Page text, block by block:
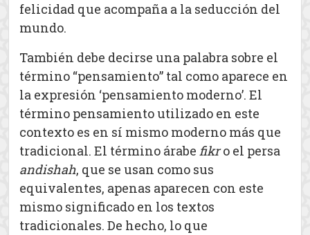
felicidad que acompaña a la seducción del
mundo.
También debe decirse una palabra sobre el
término “pensamiento” tal como aparece en
la expresión ‘pensamiento moderno’. El
término pensamiento utilizado en este
contexto es en sí mismo moderno más que
tradicional. El término árabe fikro el persa
andishah, que se usan como sus
equivalentes, apenas aparecen con este
mismo significado en los textos
tradicionales. De hecho, lo que